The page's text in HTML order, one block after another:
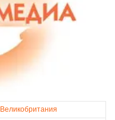
Великобритания